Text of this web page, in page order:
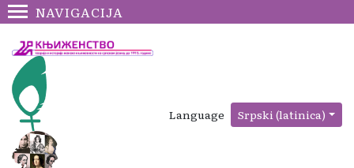
NAVIGACIJA
Language Srpski (latinica)